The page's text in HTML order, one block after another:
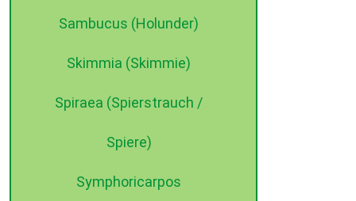
Sambucus (Holunder)
Skimmia (Skimmie)
Spiraea (Spierstrauch /
Spiere)
Symphoricarpos